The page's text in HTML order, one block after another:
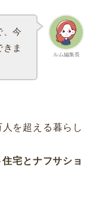
ルム編集長
今
ま
を超える暮らし
住宅とナフサショ